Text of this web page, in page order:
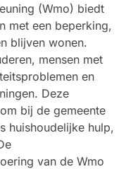
(Wmo) biedt
met een beperking,
blijven wonen.
mensen met
en
Deze
bij de gemeente
huishoudelijke hulp,
van de Wmo